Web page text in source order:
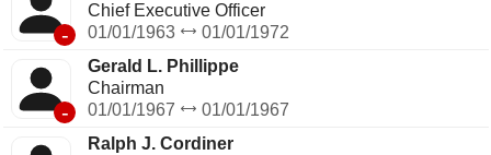
-
Chief Executive Officer
01/01/1963
01/01/1972
-
Gerald L. Phillippe
Chairman
01/01/1967
01/01/1967
Ralph J. Cordiner